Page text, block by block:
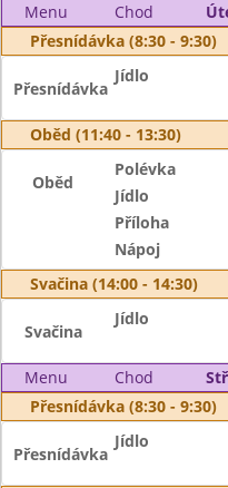
Menu Chod
Přesnídávka (8:30 - 9:30)
Přesnídávka
Jídlo
Oběd (11:40 - 13:30)
Oběd
Polévka
Jídlo
Příloha
Nápoj
Svačina (14:00 - 14:30)
Svačina
Jídlo
Menu Chod
Přesnídávka (8:30 - 9:30)
Přesnídávka
Jídlo